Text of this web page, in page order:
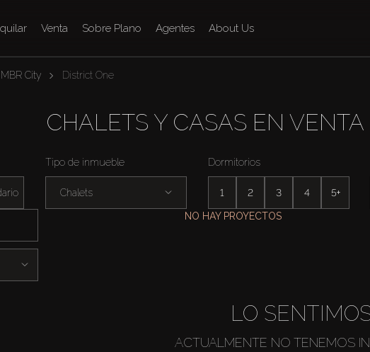
Venta Sobre Plano Agentes About Us
MBR City District One
CHALETS Y CASAS EN
Tipo de inmueble
Chalets
Dormitorios
1 2 3 4 5+
NO HAY PROYECTOS
LO
ACTUALMENTE NO TENEMOS